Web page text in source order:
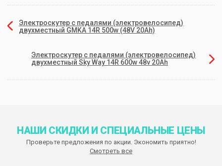
Электроскутер с педалями (электровелосипед)
двухместный GMKA 14R 500w (48V 20Ah)
Электроскутер с педалями (электровелосипед)
двухместный Sky Way 14R 600w 48v 20Ah
НАШИ СКИДКИ И СПЕЦИАЛЬНЫЕ ЦЕНЫ
Проверьте предложения по акции. Экономить приятно!
Смотреть все